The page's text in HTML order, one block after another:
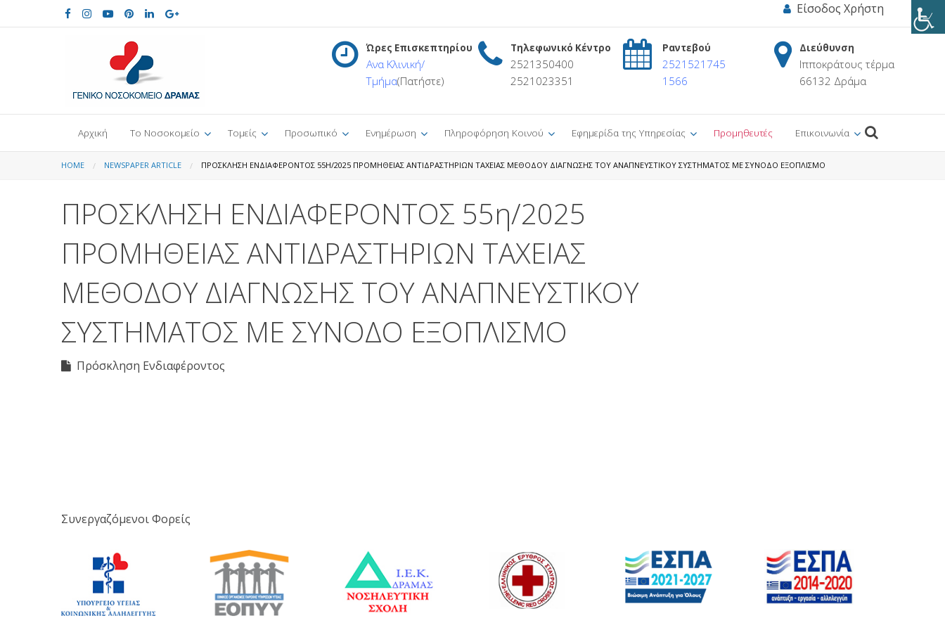
Είσοδος Χρήστη
Ώρες Επισκεπτηρίου
Ανα Κλινική/
Τμήμα(Πατήστε)
Τηλεφωνικό Κέντρο
2521350400
2521023351
Ραντεβού
2521521745
1566
Διεύθυνση
Ιπποκράτους τέρμα
66132 Δράμα
Αρχική Το Νοσοκομείο Τομείς Προσωπικό Ενημέρωση Πληροφόρηση Κοινού Εφημερίδα της Υπηρεσίας Προμηθευτές Επικοινωνία
HOME NEWSPAPER ARTICLE ΠΡΟΣΚΛΗΣΗ ΕΝΔΙΑΦΕΡΟΝΤΟΣ 55Η/2025 ΠΡΟΜΗΘΕΙΑΣ ΑΝΤΙΔΡΑΣΤΗΡΙΩΝ ΤΑΧΕΙΑΣ ΜΕΘΟΔΟΥ ΔΙΑΓΝΩΣΗΣ ΤΟΥ ΑΝΑΠΝΕΥΣΤΙΚΟΥ ΣΥΣΤΗΜΑΤΟΣ ΜΕ ΣΥΝΟΔΟ ΕΞΟΠΛΙΣΜΟ
ΠΡΟΣΚΛΗΣΗ ΕΝΔΙΑΦΕΡΟΝΤΟΣ 55η/2025
ΠΡΟΜΗΘΕΙΑΣ ΑΝΤΙΔΡΑΣΤΗΡΙΩΝ ΤΑΧΕΙΑΣ
ΜΕΘΟΔΟΥ ΔΙΑΓΝΩΣΗΣ ΤΟΥ ΑΝΑΠΝΕΥΣΤΙΚΟΥ
ΣΥΣΤΗΜΑΤΟΣ ΜΕ ΣΥΝΟΔΟ ΕΞΟΠΛΙΣΜΟ
Πρόσκληση Ενδιαφέροντος
Συνεργαζόμενοι Φορείς